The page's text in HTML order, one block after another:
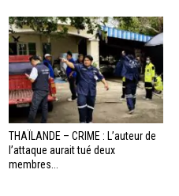
THAÏLANDE – CRIME : L’auteur de
l’attaque aurait tué deux
membres...